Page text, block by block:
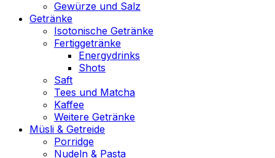
Gewürze und Salz
Getränke
Isotonische Getränke
Fertiggetränke
Energydrinks
Shots
Saft
Tees und Matcha
Kaffee
Weitere Getränke
Müsli & Getreide
Porridge
Nudeln & Pasta